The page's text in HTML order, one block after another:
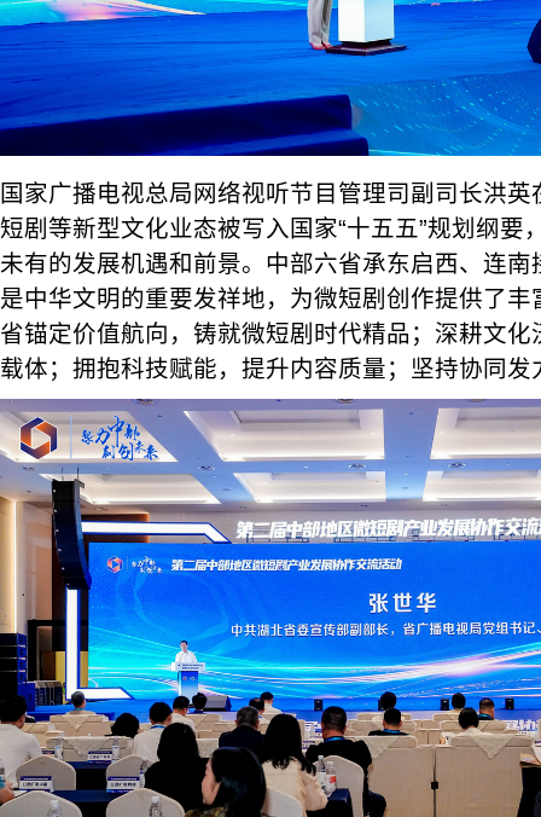
国家广播电视总局网络视听节目管理司副司长洪
短剧等新型文化业态被写入国家“十五五”规划纲要
未有的发展机遇和前景。中部六省承东启西、连
是中华文明的重要发祥地，为微短剧创作提供了
省锚定价值航向，铸就微短剧时代精品；深耕文
载体；拥抱科技赋能，提升内容质量；坚持协同